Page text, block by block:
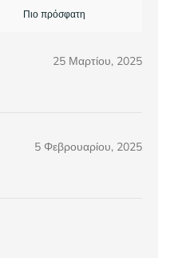
25 Μαρτίου, 2025
5 Φεβρουαρίου, 2025